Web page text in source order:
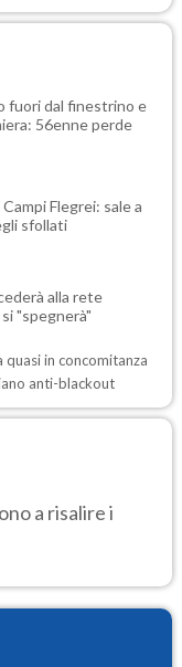
fuori dal finestrino e
56enne perde
Flegrei: sale a
sfollati
alla rete
"spegnerà"
in concomitanza
anti-blackout
a risalire i